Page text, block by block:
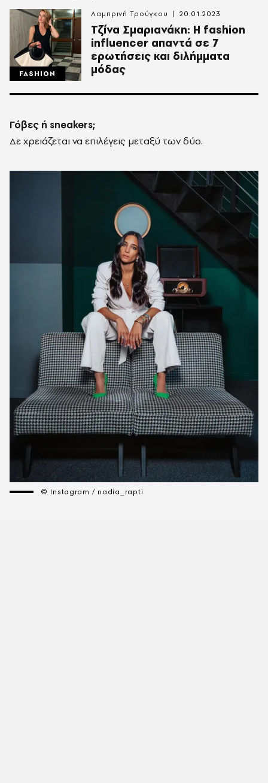
FASHION
Τζίνα Σμαριανάκη: Η fashion
influencer απαντά σε 7
ερωτήσεις και διλήμματα
μόδας
Λαμπρινή Τρούγκου 20.01.2023
Γόβες ή sneakers;
Δε χρειάζεται να επιλέγεις μεταξύ των δύο.
© Instagram / nadia_rapti